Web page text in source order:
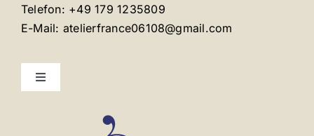
Telefon: +49 179 1235809
E-Mail: atelierfrance06108@gmail.com
Toggle
Mentions légales